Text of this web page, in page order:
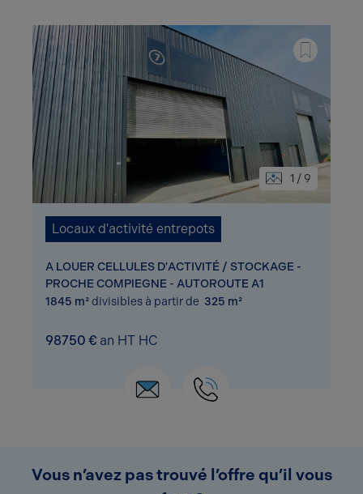
1 / 9
Locaux d'activité entrepots
A LOUER CELLULES D'ACTIVITÉ / STOCKAGE -
PROCHE COMPIEGNE - AUTOROUTE A1
1845 m²divisibles à partir de 325 m²
98750 € an HT HC
Vous n’avez pas trouvé l’offre qu’il vous